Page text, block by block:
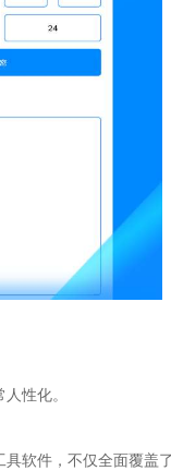
性化。
软件，不仅全面覆盖